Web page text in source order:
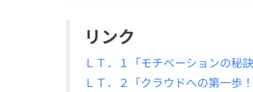
リンク
ＬＴ．１「モチベーションの
ＬＴ．２「クラウドへの第一